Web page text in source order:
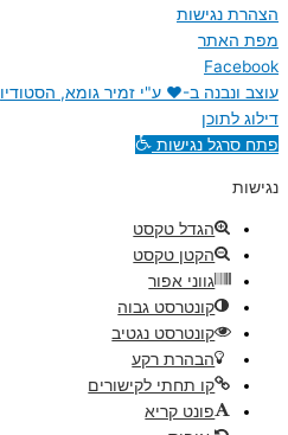
הצהרת נגישות
מפת האתר
Facebook
עוצב ונבנה ב-♥︎ ע"י זמיר גומא, הסטודיו
דילוג לתוכן
פתח סרגל נגישות
נגישות
הגדל טקסט
הקטן טקסט
גווני אפור
קונטרסט גבוה
קונטרסט נגטיב
הבהרת רקע
קו תחתי לקישורים
פונט קריא